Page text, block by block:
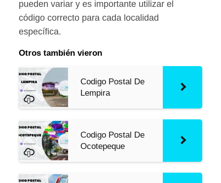
pueden variar y es importante utilizar el
código correcto para cada localidad
específica.
Otros también vieron
Codigo Postal De
Lempira
Codigo Postal De
Ocotepeque